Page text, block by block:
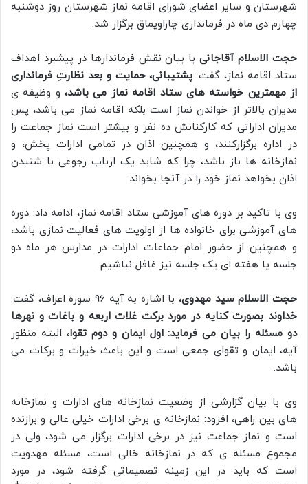
شهرستان و سایر اعضای شورای اقامه نماز شهرستان روز دوشنبه
چهارم دی ماه در فرمانداری چاراویماق برگزار شد.
حجت الاسلام آقاجانیبا بیان نقش فرماندارها در پیشبرد اهداف
ستاد اقامه نماز، گفت: پشتیبانی، حمایت و بعد نظارتِ فرمانداری
از مهمترین خواسته های ستاد اقامه نماز می باشد،و وظیفه ی
مدیران بالاتر از خواندن نماز است بلکه اقامه نماز می باشد، پس
مدیران اداراتی که کارکنانش ده نفر و بیشتر است نماز جماعت را
در اداره برگزارکنند، و همچنین اذان در تمامی ادارات پخش، و
نمازخانه ها باز باشد، چرا که شاید یک ارباب رجوعی با شنیدن
اذان بخواهد نماز خود را در آنجا بخواند.
وی با تاکید بر دوره های آموزشی ستاد اقامه نماز، ادامه داد: دوره
های آموزشی برای خانواده ها از اولویت های فعالیت نمازی باشد،
و همچنین از حضور امام جماعات ادارات در مدارس هر ماه دو
جلسه یا هفته ای یک جلسه نیز غافل نباشیم.
حجت الاسلام سید مهدوی، با اشاره به آیه 96 سوره اعراف، گفت:
خداوند بصورت کنایه در مورد برکت غلات اربعه و باغات و نهرها
دو مسئله را بیان می فرماید: اول ایمان و دوم تقوا، البته منظور
آیه، ایمان و تقوای جمعی است و این باعث خیرات و برکات می
باشد.
وی با بیان گزارشی از وضعیت نمازخانه های ادارات و نمازخانه
های بین راهی، افزود: نمازخانه ی برخی ادارات خیلی عالی و برازنده
است و نماز جماعت نیز در برخی ادارات برگزار می شود، ولی در
مجموع مسئله ی که در نمازخانه خالی است، مسئله مهدویت
است که باید در این زمینه تصمیماتی گرفته شود، در مورد